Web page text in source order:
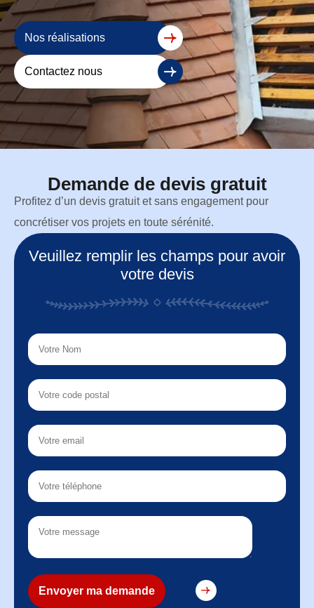
Nos réalisations
Contactez nous
Demande de devis gratuit
Profitez d’un devis gratuit et sans engagement pour
concrétiser vos projets en toute sérénité.
Veuillez remplir les champs pour avoir
votre devis